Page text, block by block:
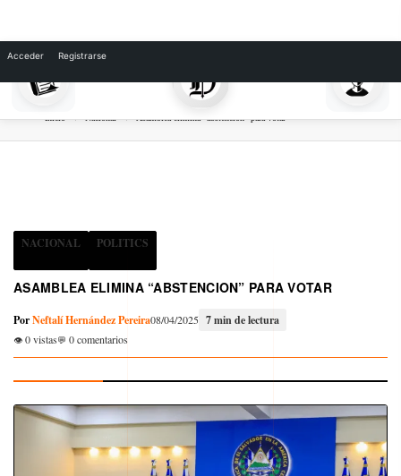
Inicio Nacional Asamblea elimina “abstencion” para votar
NACIONAL POLITICS
ASAMBLEA ELIMINA “ABSTENCION” PARA VOTAR
PorNeftalí Hernández Pereira08/04/2025 7 min de lectura
0 vistas 0 comentarios
Acceder Registrarse